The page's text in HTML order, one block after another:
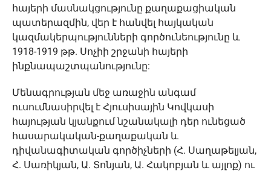
հայերի մասնակցությունը քաղաքացիական
պատերազմին, վեր է հանվել հայկական
կազմակերպությունների գործունեությունը և
1918-1919 թթ. Սոչիի շրջանի հայերի
ինքնապաշտպանությունը:
Մենագրության մեջ առաջին անգամ
ուսումնասիրվել է Հյուսիսային Կովկասի
հայության կյանքում նշանակալի դեր ունեցած
հասարակական-քաղաքական և
դիվանագիտական գործիչների (Հ. Սաղաթելյան,
Հ. Սառիկյան, Ա. Տոնյան, Ա. Հակոբյան և այլոք) ու